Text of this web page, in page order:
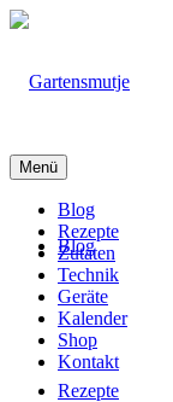
Blog
Rezepte
Menü
Blog
Rezepte
Zutaten
Technik
Geräte
Kalender
Shop
Kontakt